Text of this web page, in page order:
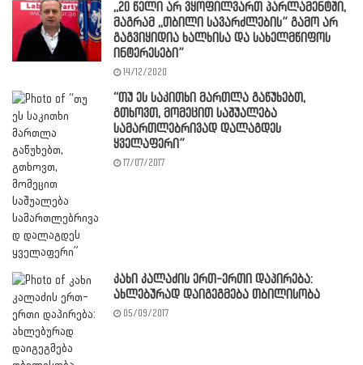
,,20 წელი არ ვყოფილვართ პარლამენტში,
მაგრამ ,,თბილი სავარძლების” გამო არ
გაგვიყიდია ხალხისა და სახელმწიფოს
ინტერესები”
14/12/2020
“თუ ეს საკითხი მართლა გაწუხებთ,
გთხოვთ, მომეცით საშუალება
სამართლებრივად დალაგდეს
ყველაფერი”
17/07/2017
კახი კალაძის ერთ-ერთი დაპირება:
ახლებურად დაიგეგმება თბილისობა
05/09/2017